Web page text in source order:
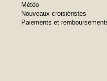
Météo
Nouveaux croisiéristes
Paiements et